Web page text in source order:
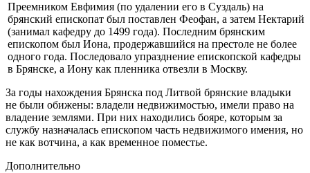
Преемником Евфимия (по удалении его в Суздаль) на
брянский епископат был поставлен Феофан, а затем Некта­рий
(занимал кафедру до 1499 года). Последним брянским
епископом был Иона, продержавшийся на престоле не более
одного года. Последовало упразднение епископской кафедры
в Брянске, а Иону как пленника отвезли в Москву.
За годы нахождения Брянска под Литвой брянские вла­дыки
не были обижены: владели недвижимостью, имели право на
владение землями. При них находились бояре, ко­торым за
службу назначалась епископом часть недвижимого имения, но
не как вотчина, а как временное поместье.
Дополнительно